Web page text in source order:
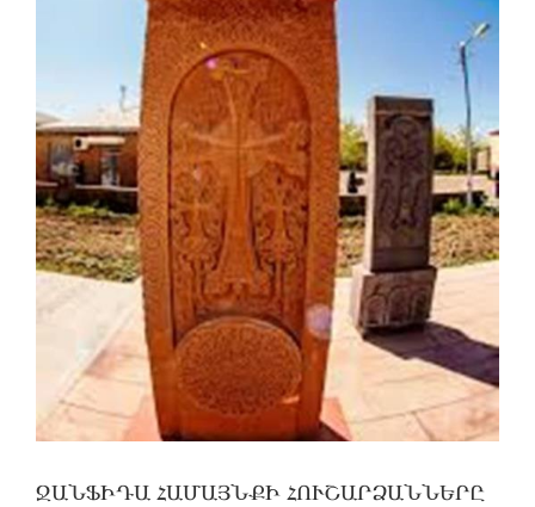
ՋԱՆՖԻԴԱ ՀԱՄԱՅՆՔԻ ՀՈՒՇԱՐՁԱՆՆԵՐԸ